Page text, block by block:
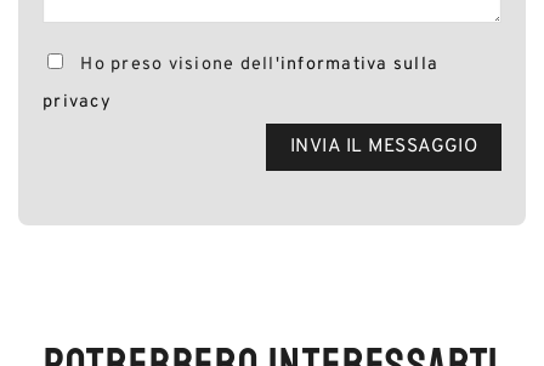
Ho preso visione dell'informativa sulla
privacy